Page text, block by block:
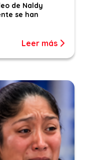
de Naldy
se han
Leer más